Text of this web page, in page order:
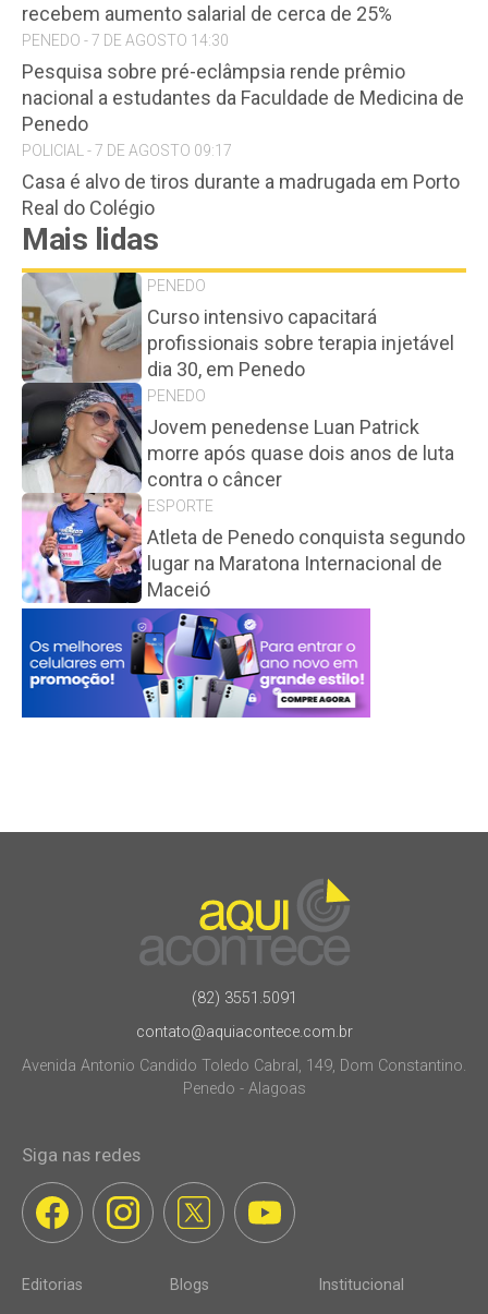
recebem aumento salarial de cerca de 25%
PENEDO - 7 DE AGOSTO 14:30
Pesquisa sobre pré-eclâmpsia rende prêmio
nacional a estudantes da Faculdade de Medicina de
Penedo
POLICIAL - 7 DE AGOSTO 09:17
Casa é alvo de tiros durante a madrugada em Porto
Real do Colégio
Mais lidas
PENEDO
Curso intensivo capacitará
profissionais sobre terapia injetável
dia 30, em Penedo
PENEDO
Jovem penedense Luan Patrick
morre após quase dois anos de luta
contra o câncer
ESPORTE
Atleta de Penedo conquista segundo
lugar na Maratona Internacional de
Maceió
(82) 3551.5091
contato@aquiacontece.com.br
Avenida Antonio Candido Toledo Cabral, 149, Dom Constantino.
Penedo - Alagoas
Siga nas redes
Editorias Blogs Institucional